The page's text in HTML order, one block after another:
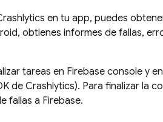
en tu app, puedes
obtienes informes de fallas,
tareas en Firebase console y
de Crashlytics). Para finalizar la
fallas a Firebase.